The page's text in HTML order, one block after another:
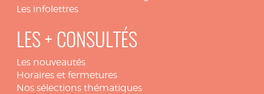
Les infolettres
LES + CONSULTÉS
Les nouveautés
Horaires et fermetures
Nos sélections thématiques